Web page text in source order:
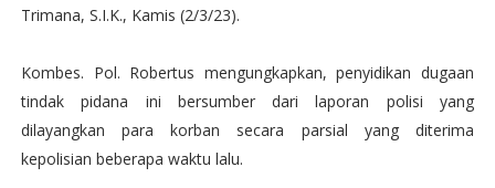
Trimana, S.I.K., Kamis (2/3/23).
Kombes. Pol. Robertus mengungkapkan, penyidikan dugaan
tindak pidana ini bersumber dari laporan polisi yang
dilayangkan para korban secara parsial yang diterima
kepolisian beberapa waktu lalu.